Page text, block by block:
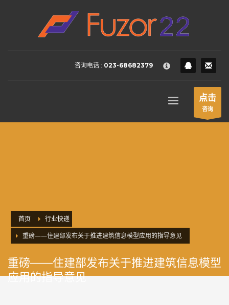
HOW TO SHOP
Login or create new account.
2 Review your order.
FREEshipment
If you still have problems, please let us know, by sending an
SHOWROOM HOURS
咨询电话 : 023-68682379
点击
咨询
首页
行业快递
重磅——住建部发布关于推进建筑信息模型应用的指导意见
重磅——住建部发布关于推进建筑信息模型
应用的指导意见